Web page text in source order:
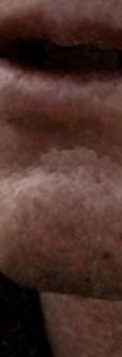
il cielo
2
di:
Deodato